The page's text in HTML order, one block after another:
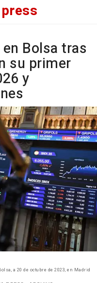
press
Bolsa tras
su primer
y
a 20 de octubre de 2023, en Madrid